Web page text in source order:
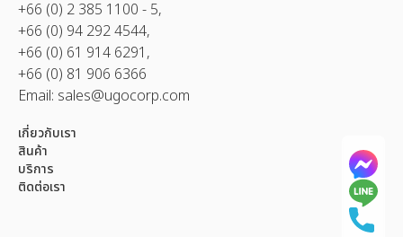
+66 (0) 2 385 1100 - 5,
+66 (0) 94 292 4544,
+66 (0) 61 914 6291,
+66 (0) 81 906 6366
Email: sales@ugocorp.com
เกี่ยวกับเรา
สินค้า
บริการ
ติดต่อเรา